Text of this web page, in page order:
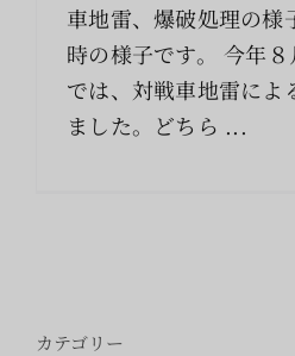
車地雷、爆破処理の様
時の様子です。 今年
では、対戦車地雷によ
ました。どちら ...
カテゴリー